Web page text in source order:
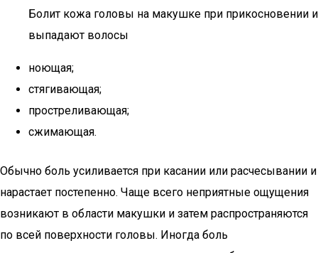
Болит кожа головы на макушке при прикосновении и
выпадают волосы
ноющая;
стягивающая;
простреливающая;
сжимающая.
Обычно боль усиливается при касании или расчесывании и
нарастает постепенно. Чаще всего неприятные ощущения
возникают в области макушки и затем распространяются
по всей поверхности головы. Иногда боль